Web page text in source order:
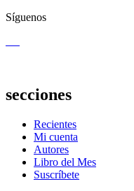
Síguenos
secciones
Recientes
Mi cuenta
Autores
Libro del Mes
Suscríbete